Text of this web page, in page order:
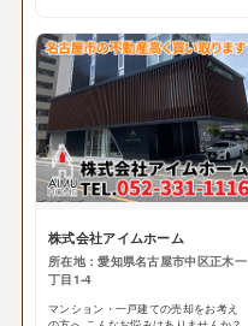
株式会社アイムホーム
所在地：愛知県名古屋市中区正木一
丁目1-4
マンション・一戸建ての売却をお考え